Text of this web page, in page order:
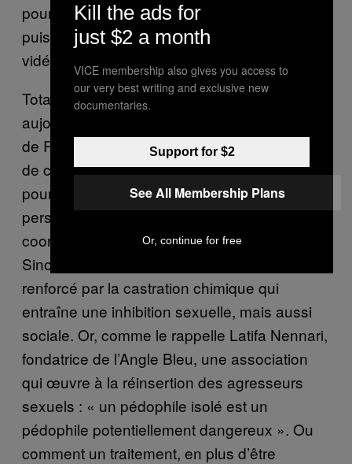
pour moi, ce traitement n’est pas efficace
puisqu’il ne m’empêche pas de consulter ces
vidéos ».
Totalement coupé du monde, Robin vit
aujourd’hui dans un Centre d’Hébergement et
de Réinsertion Sociale et il n’a que très peu
de contact avec sa famille. « Je ne sors que
pour acheter de l’alcool et les seules
personnes que je vois sont le médecin
coordinateur, le juge, le psy et l’infirmière.
Sinon, je suis toujours seul ». Un isolement
renforcé par la castration chimique qui
entraîne une inhibition sexuelle, mais aussi
sociale. Or, comme le rappelle Latifa Nennari,
fondatrice de l’Angle Bleu, une association
qui œuvre à la réinsertion des agresseurs
sexuels : « un pédophile isolé est un
pédophile potentiellement dangereux ». Ou
comment un traitement, en plus d’être
Kill the ads for
just $2 a month
VICE membership also gives you access to
our very best writing and exclusive new
documentaries.
Support for $2
See All Membership Plans
Or, continue for free